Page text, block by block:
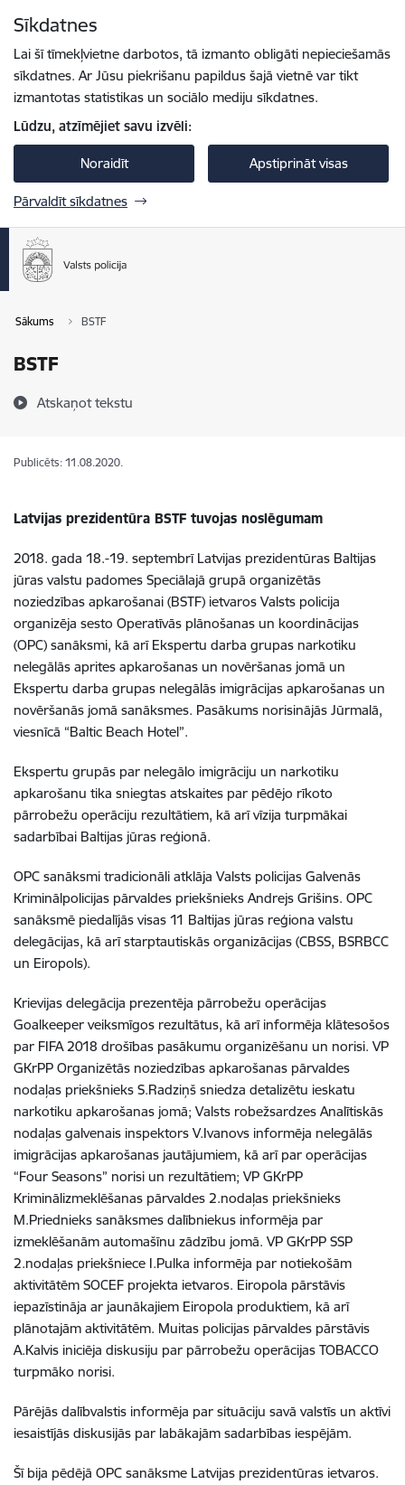
Sīkdatnes
Lai šī tīmekļvietne darbotos, tā izmanto obligāti nepieciešamās
sīkdatnes. Ar Jūsu piekrišanu papildus šajā vietnē var tikt
izmantotas statistikas un sociālo mediju sīkdatnes.
Lūdzu, atzīmējiet savu izvēli:
Noraidīt Apstiprināt visas
Pārvaldīt sīkdatnes
Sākums BSTF
BSTF
Atskaņot tekstu
Publicēts: 11.08.2020.
Latvijas prezidentūra BSTF tuvojas noslēgumam
2018. gada 18.-19. septembrī Latvijas prezidentūras Baltijas
jūras valstu padomes Speciālajā grupā organizētās
noziedzības apkarošanai (BSTF) ietvaros Valsts policija
organizēja sesto Operatīvās plānošanas un koordinācijas
(OPC) sanāksmi, kā arī Ekspertu darba grupas narkotiku
nelegālās aprites apkarošanas un novēršanas jomā un
Ekspertu darba grupas nelegālās imigrācijas apkarošanas un
novēršanās jomā sanāksmes. Pasākums norisinājās Jūrmalā,
viesnīcā “Baltic Beach Hotel”.
Ekspertu grupās par nelegālo imigrāciju un narkotiku
apkarošanu tika sniegtas atskaites par pēdējo rīkoto
pārrobežu operāciju rezultātiem, kā arī vīzija turpmākai
sadarbībai Baltijas jūras reģionā.
OPC sanāksmi tradicionāli atklāja Valsts policijas Galvenās
Kriminālpolicijas pārvaldes priekšnieks Andrejs Grišins. OPC
sanāksmē piedalījās visas 11 Baltijas jūras reģiona valstu
delegācijas, kā arī starptautiskās organizācijas (CBSS, BSRBCC
un Eiropols).
Krievijas delegācija prezentēja pārrobežu operācijas
Goalkeeper veiksmīgos rezultātus, kā arī informēja klātesošos
par FIFA 2018 drošības pasākumu organizēšanu un norisi. VP
GKrPP Organizētās noziedzības apkarošanas pārvaldes
nodaļas priekšnieks S.Radziņš sniedza detalizētu ieskatu
narkotiku apkarošanas jomā; Valsts robežsardzes Analītiskās
nodaļas galvenais inspektors V.Ivanovs informēja nelegālās
imigrācijas apkarošanas jautājumiem, kā arī par operācijas
“Four Seasons” norisi un rezultātiem; VP GKrPP
Kriminālizmeklēšanas pārvaldes 2.nodaļas priekšnieks
M.Priednieks sanāksmes dalībniekus informēja par
izmeklēšanām automašīnu zādzību jomā. VP GKrPP SSP
2.nodaļas priekšniece I.Pulka informēja par notiekošām
aktivitātēm SOCEF projekta ietvaros. Eiropola pārstāvis
iepazīstināja ar jaunākajiem Eiropola produktiem, kā arī
plānotajām aktivitātēm. Muitas policijas pārvaldes pārstāvis
A.Kalvis iniciēja diskusiju par pārrobežu operācijas TOBACCO
turpmāko norisi.
Pārējās dalībvalstis informēja par situāciju savā valstīs un aktīvi
iesaistījās diskusijās par labākajām sadarbības iespējām.
Šī bija pēdējā OPC sanāksme Latvijas prezidentūras ietvaros.